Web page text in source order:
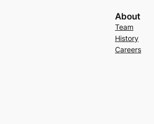
About
Team
History
Careers